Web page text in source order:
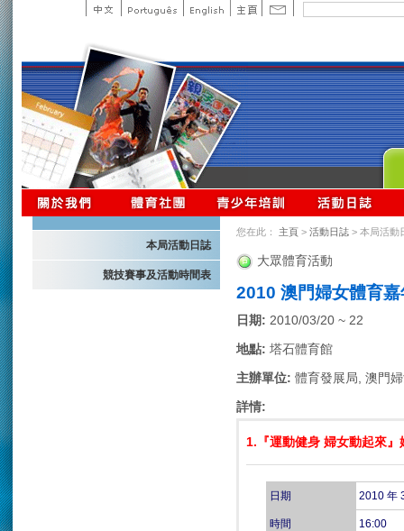
本局活動日誌
競技賽事及活動時間表
您在此： 主頁 > 活動日誌 > 本局活動
大眾體育活動
2010 澳門婦女體育
日期: 2010/03/20 ~ 22
地點: 塔石體育館
主辦單位: 體育發展局, 澳門
詳情:
1.『運動健身 婦女動起來
日期 2010 年
時間 16:00